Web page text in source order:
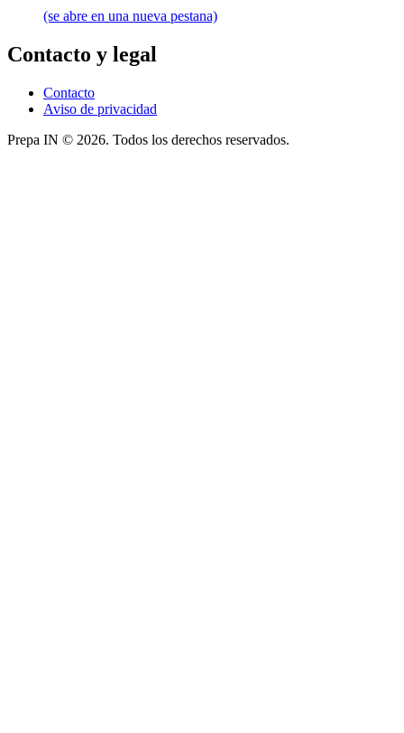
(se abre en una nueva pestana)
Contacto y legal
Contacto
Aviso de privacidad
Prepa IN © 2026. Todos los derechos reservados.